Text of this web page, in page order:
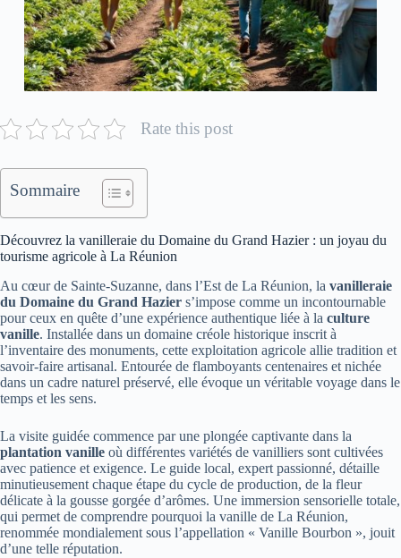
Rate this post
Sommaire
Découvrez la vanilleraie du Domaine du Grand Hazier : un joyau du
tourisme agricole à La Réunion
Au cœur de Sainte-Suzanne, dans l’Est de La Réunion, la vanilleraie
du Domaine du Grand Hazier s’impose comme un incontournable
pour ceux en quête d’une expérience authentique liée à la culture
vanille. Installée dans un domaine créole historique inscrit à
l’inventaire des monuments, cette exploitation agricole allie tradition et
savoir-faire artisanal. Entourée de flamboyants centenaires et nichée
dans un cadre naturel préservé, elle évoque un véritable voyage dans le
temps et les sens.
La visite guidée commence par une plongée captivante dans la
plantation vanille où différentes variétés de vanilliers sont cultivées
avec patience et exigence. Le guide local, expert passionné, détaille
minutieusement chaque étape du cycle de production, de la fleur
délicate à la gousse gorgée d’arômes. Une immersion sensorielle totale,
qui permet de comprendre pourquoi la vanille de La Réunion,
renommée mondialement sous l’appellation « Vanille Bourbon », jouit
d’une telle réputation.